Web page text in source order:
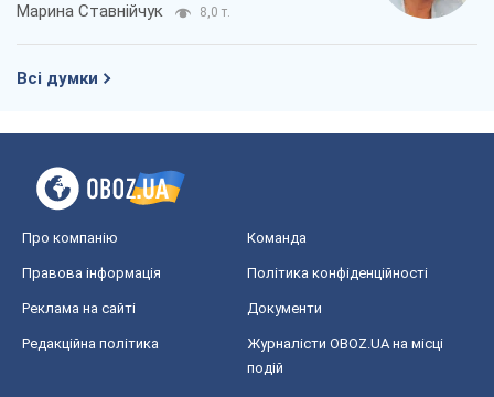
Марина Ставнійчук 8,0 т.
Всі думки
Про компанію Команда
Правова інформація Політика конфіденційності
Реклама на сайті Документи
Редакційна політика
Журналісти OBOZ.UA на місці
подій